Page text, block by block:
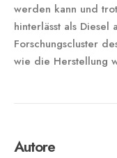
werden kann und
hinterlässt als Diesel
Forschungscluster
wie die Herstellung
Autore